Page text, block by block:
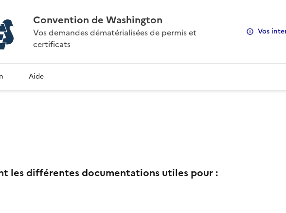
Convention de Washington
Vos demandes dématérialisées de permis et
certificats
Vos
Aide
les différentes documentations utiles pour :